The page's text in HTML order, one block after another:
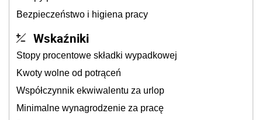
Bezpieczeństwo i higiena pracy
Wskaźniki
Stopy procentowe składki wypadkowej
Kwoty wolne od potrąceń
Współczynnik ekwiwalentu za urlop
Minimalne wynagrodzenie za pracę